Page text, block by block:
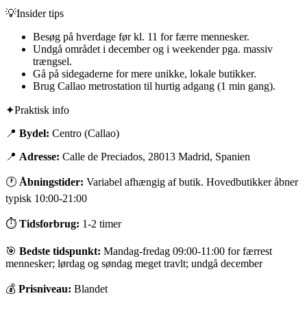
💡Insider tips
Besøg på hverdage før kl. 11 for færre mennesker.
Undgå området i december og i weekender pga. massiv
trængsel.
Gå på sidegaderne for mere unikke, lokale butikker.
Brug Callao metrostation til hurtig adgang (1 min gang).
✦Praktisk info
📍 Bydel: Centro (Callao)
📍 Adresse: Calle de Preciados, 28013 Madrid, Spanien
🕐 Åbningstider: Variabel afhængig af butik. Hovedbutikker åbner
typisk 10:00-21:00
⏱ Tidsforbrug: 1-2 timer
🎯 Bedste tidspunkt: Mandag-fredag 09:00-11:00 for færrest
mennesker; lørdag og søndag meget travlt; undgå december
💰 Prisniveau: Blandet